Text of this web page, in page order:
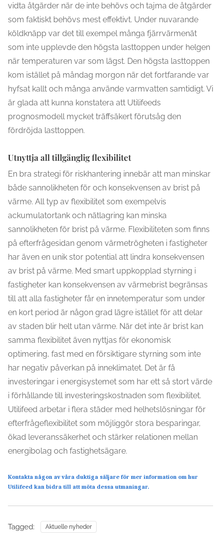
vidta åtgärder när de inte behövs och tajma de åtgärder
som faktiskt behövs mest effektivt. Under nuvarande
köldknäpp var det till exempel många fjärrvärmenät
som inte upplevde den högsta lasttoppen under helgen
när temperaturen var som lägst. Den högsta lasttoppen
kom istället på måndag morgon när det fortfarande var
hyfsat kallt och många använde varmvatten samtidigt. Vi
är glada att kunna konstatera att Utilifeeds
prognosmodell mycket träffsäkert förutsåg den
fördröjda lasttoppen.
Utnyttja all tillgänglig flexibilitet
En bra strategi för riskhantering innebär att man minskar
både sannolikheten för och konsekvensen av brist på
värme. All typ av flexibilitet som exempelvis
ackumulatortank och nätlagring kan minska
sannolikheten för brist på värme. Flexibiliteten som finns
på efterfrågesidan genom värmetrögheten i fastigheter
har även en unik stor potential att lindra konsekvensen
av brist på värme. Med smart uppkopplad styrning i
fastigheter kan konsekvensen av värmebrist begränsas
till att alla fastigheter får en innetemperatur som under
en kort period är någon grad lägre istället för att delar
av staden blir helt utan värme. När det inte är brist kan
samma flexibilitet även nyttjas för ekonomisk
optimering, fast med en försiktigare styrning som inte
har negativ påverkan på inneklimatet. Det är få
investeringar i energisystemet som har ett så stort värde
i förhållande till investeringskostnaden som flexibilitet.
Utilifeed arbetar i flera städer med helhetslösningar för
efterfrågeflexibilitet som möjliggör stora besparingar,
ökad leveranssäkerhet och stärker relationen mellan
energibolag och fastighetsägare.
Kontakta någon av våra duktiga säljare för mer information om hur
Utilifeed kan bidra till att möta dessa utmaningar.
Tagged: Aktuelle nyheder